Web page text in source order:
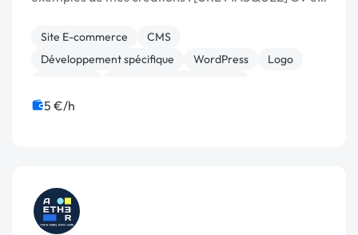
facebook : [URL MASQUÉE] Mon watsapp : Poste
actu...
Site E-commerce
CMS
Développement spécifique
WordPress
Logo
5 €/h